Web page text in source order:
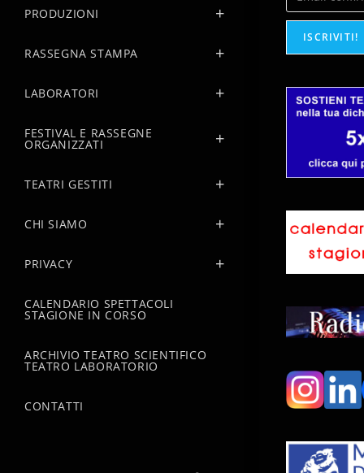
PRODUZIONI
RASSEGNA STAMPA
LABORATORI
FESTIVAL E RASSEGNE
ORGANIZZATI
TEATRI GESTITI
CHI SIAMO
PRIVACY
CALENDARIO SPETTACOLI
STAGIONE IN CORSO
ARCHIVIO TEATRO SCIENTIFICO
TEATRO LABORATORIO
CONTATTI
ISCRIVITI!